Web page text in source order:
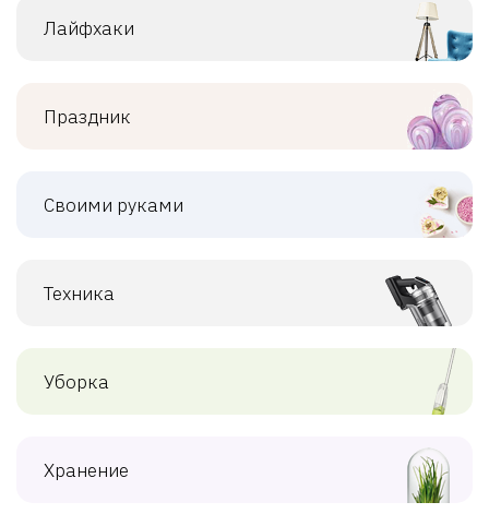
Лайфхаки
Праздник
Своими руками
Техника
Уборка
Хранение